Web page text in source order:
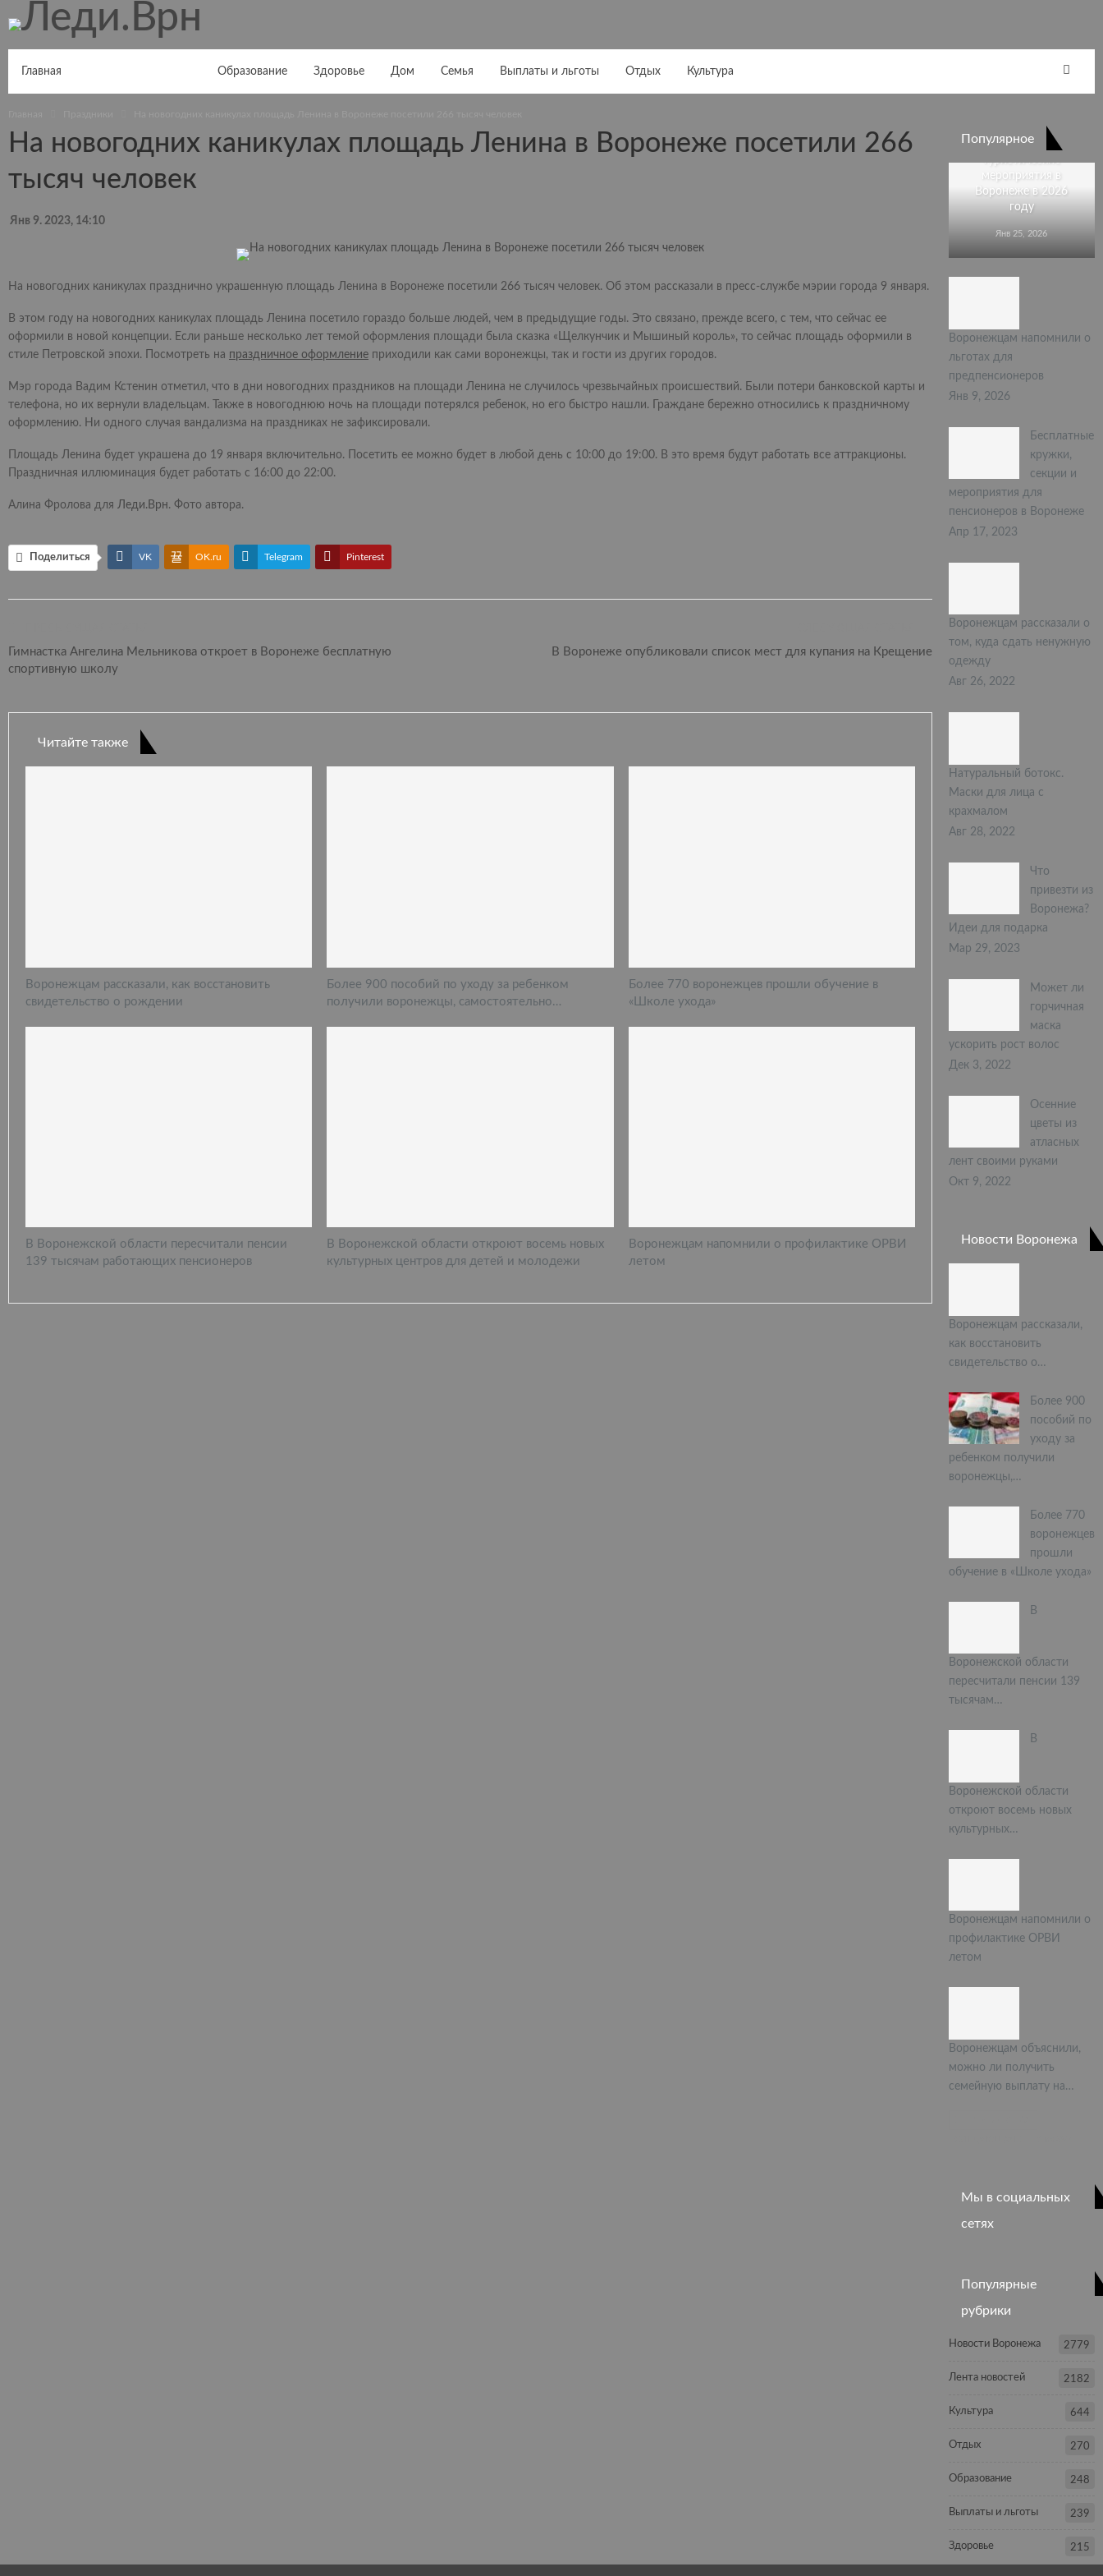
Главная Образование Здоровье Дом Семья Выплаты и льготы Отдых Культура
На новогодних каникулах площадь Ленина в Воронеже посетили 266
тысяч человек
Янв 9. 2023, 14:10
На новогодних каникулах празднично украшенную площадь Ленина в Воронеже посетили 266 тысяч человек. Об этом рассказали в пресс-службе мэрии города 9 января.
В этом году на новогодних каникулах площадь Ленина посетило гораздо больше людей, чем в предыдущие годы. Это связано, прежде всего, с тем, что сейчас ее
оформили в новой концепции. Если раньше несколько лет темой оформления площади была сказка «Щелкунчик и Мышиный король», то сейчас площадь оформили в
стиле Петровской эпохи. Посмотреть на праздничное оформление приходили как сами воронежцы, так и гости из других городов.
Мэр города Вадим Кстенин отметил, что в дни новогодних праздников на площади Ленина не случилось чрезвычайных происшествий. Были потери банковской карты и
телефона, но их вернули владельцам. Также в новогоднюю ночь на площади потерялся ребенок, но его быстро нашли. Граждане бережно относились к праздничному
оформлению. Ни одного случая вандализма на праздниках не зафиксировали.
Площадь Ленина будет украшена до 19 января включительно. Посетить ее можно будет в любой день с 10:00 до 19:00. В это время будут работать все аттракционы.
Праздничная иллюминация будет работать с 16:00 до 22:00.
Алина Фролова для Леди.Врн. Фото автора.
Поделиться VK OK.ru Telegram Pinterest
Гимнастка Ангелина Мельникова откроет в Воронеже бесплатную
спортивную школу
В Воронеже опубликовали список мест для купания на Крещение
Читайте также
Воронежцам рассказали, как восстановить
свидетельство о рождении
Более 900 пособий по уходу за ребенком
получили воронежцы, самостоятельно…
Более 770 воронежцев прошли обучение в
«Школе ухода»
В Воронежской области пересчитали пенсии
139 тысячам работающих пенсионеров
В Воронежской области откроют восемь новых
культурных центров для детей и молодежи
Воронежцам напомнили о профилактике ОРВИ
летом
Популярное
Стали известны
крупные
туристические
мероприятия в
Воронеже в 2026
году
Янв 25, 2026
Воронежцам напомнили о
льготах для
предпенсионеров
Янв 9, 2026
Бесплатные
кружки,
секции и
мероприятия для
пенсионеров в Воронеже
Апр 17, 2023
Воронежцам рассказали о
том, куда сдать ненужную
одежду
Авг 26, 2022
Натуральный ботокс.
Маски для лица с
крахмалом
Авг 28, 2022
Что
привезти из
Воронежа?
Идеи для подарка
Мар 29, 2023
Может ли
горчичная
маска
ускорить рост волос
Дек 3, 2022
Осенние
цветы из
атласных
лент своими руками
Окт 9, 2022
Новости Воронежа
Воронежцам рассказали,
как восстановить
свидетельство о…
Более 900
пособий по
уходу за
ребенком получили
воронежцы,…
Более 770
воронежцев
прошли
обучение в «Школе ухода»
В
Воронежской области
пересчитали пенсии 139
тысячам…
В
Воронежской области
откроют восемь новых
культурных…
Воронежцам напомнили о
профилактике ОРВИ
летом
Воронежцам объяснили,
можно ли получить
семейную выплату на…
Мы в социальных
сетях
Популярные
рубрики
Новости Воронежа 2779
Лента новостей 2182
Культура 644
Отдых 270
Образование 248
Выплаты и льготы 239
Здоровье 215